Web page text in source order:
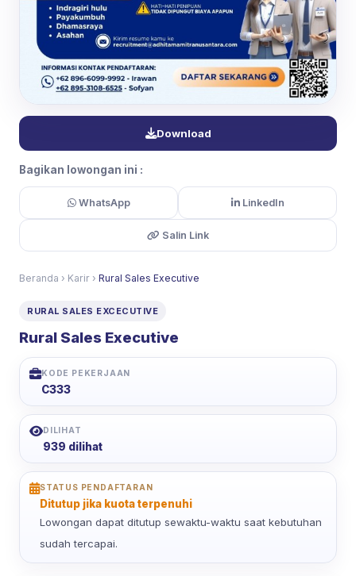
Download
Bagikan lowongan ini :
WhatsApp LinkedIn
Salin Link
Beranda › Karir › Rural Sales Executive
RURAL SALES EXCECUTIVE
Rural Sales Executive
KODE PEKERJAAN
C333
DILIHAT
939 dilihat
STATUS PENDAFTARAN
Ditutup jika kuota terpenuhi
Lowongan dapat ditutup sewaktu-waktu saat kebutuhan
sudah tercapai.